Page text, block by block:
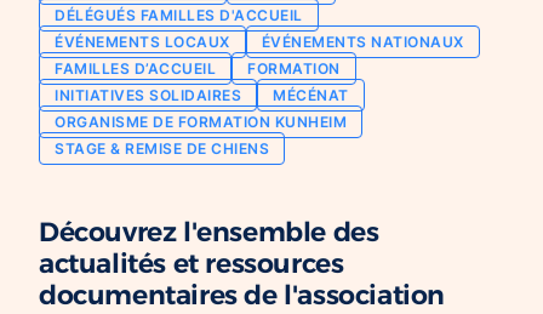
DÉLÉGUÉS FAMILLES D'ACCUEIL
ÉVÉNEMENTS LOCAUX
ÉVÉNEMENTS NATIONAUX
FAMILLES D’ACCUEIL
FORMATION
INITIATIVES SOLIDAIRES
MÉCÉNAT
ORGANISME DE FORMATION KUNHEIM
STAGE & REMISE DE CHIENS
Découvrez l'ensemble des
actualités et ressources
documentaires de l'association